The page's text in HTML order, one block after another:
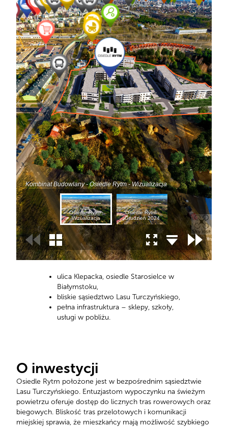
ulica Klepacka, osiedle Starosielce w
Białymstoku,
bliskie sąsiedztwo Lasu Turczyńskiego,
pełna infrastruktura – sklepy, szkoły,
usługi w pobliżu.
O inwestycji
Osiedle Rytm położone jest w bezpośrednim sąsiedztwie
Lasu Turczyńskiego. Entuzjastom wypoczynku na świeżym
powietrzu oferuje dostęp do licznych tras rowerowych oraz
biegowych. Bliskość tras przelotowych i komunikacji
miejskiej sprawia, że mieszkańcy mają możliwość szybkiego